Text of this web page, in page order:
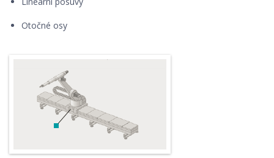
Otočné osy